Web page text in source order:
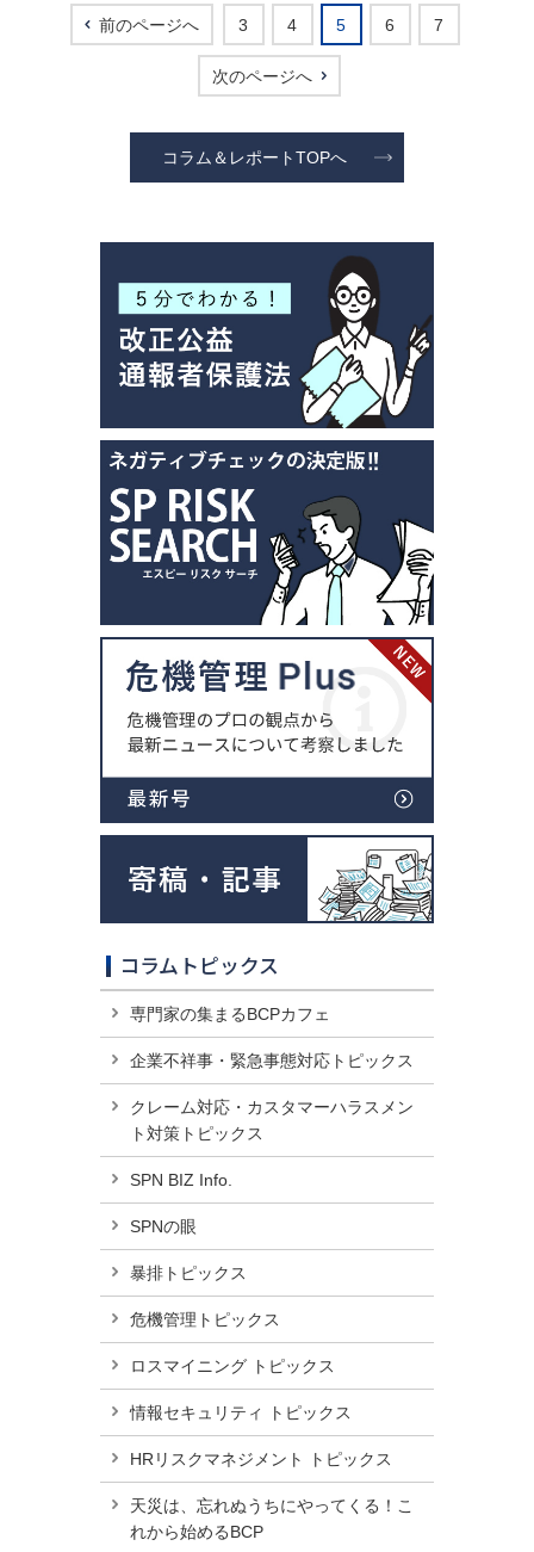
前のページへ 3 4 5 6 7
次のページへ
コラム＆レポートTOPへ
コラムトピックス
専門家の集まるBCPカフェ
企業不祥事・緊急事態対応トピックス
クレーム対応・カスタマーハラスメン
ト対策トピックス
SPN BIZ Info.
SPNの眼
暴排トピックス
危機管理トピックス
ロスマイニング トピックス
情報セキュリティ トピックス
HRリスクマネジメント トピックス
天災は、忘れぬうちにやってくる！こ
れから始めるBCP